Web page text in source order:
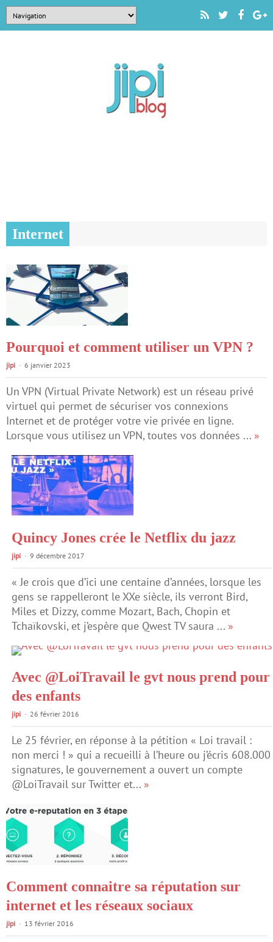
Internet
Pourquoi et comment utiliser un VPN ?
jipi 6 janvier 2023
Un VPN (Virtual Private Network) est un réseau privé
virtuel qui permet de sécuriser vos connexions
Internet et de protéger votre vie privée en ligne.
Lorsque vous utilisez un VPN, toutes vos données ... »
Quincy Jones crée le Netflix du jazz
jipi 9 décembre 2017
« Je crois que d’ici une centaine d’années, lorsque les
gens se rappelleront le XXe siècle, ils verront Bird,
Miles et Dizzy, comme Mozart, Bach, Chopin et
Tchaïkovski, et j’espère que Qwest TV saura ... »
Avec @LoiTravail le gvt nous prend pour
des enfants
jipi 26 février 2016
Le 25 février, en réponse à la pétition « Loi travail :
non merci ! » qui a recueilli à l’heure ou j’écris 608.000
signatures, le gouvernement a ouvert un compte
@LoiTravail sur Twitter et... »
Comment connaitre sa réputation sur
internet et les réseaux sociaux
jipi 13 février 2016